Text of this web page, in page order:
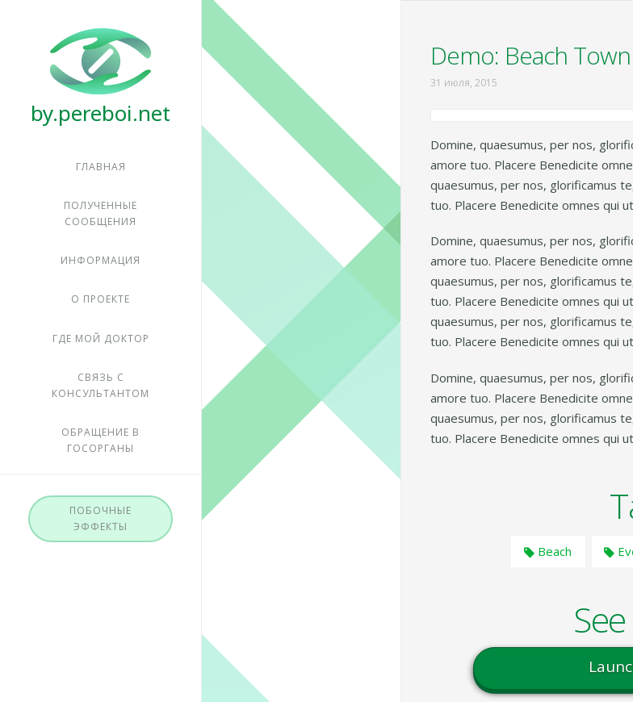
Pereboi
ГЛАВНАЯ
ПОЛУЧЕННЫЕ
СООБЩЕНИЯ
ИНФОРМАЦИЯ
О ПРОЕКТЕ
ГДЕ МОЙ ДОКТОР
СВЯЗЬ С
КОНСУЛЬТАНТОМ
ОБРАЩЕНИЕ В
ГОСОРГАНЫ
ПОБОЧНЫЕ
ЭФФЕКТЫ
Demo: Beach Town
31 июля, 2015
Domine, quaesumus, per nos,
amore tuo. Placere Benedicite
quaesumus, per nos, glorificamus
tuo. Placere Benedicite omnes qui
Domine, quaesumus, per nos,
amore tuo. Placere Benedicite
quaesumus, per nos, glorificamus
tuo. Placere Benedicite omnes qui
quaesumus, per nos, glorificamus
tuo. Placere Benedicite omnes qui
Domine, quaesumus, per nos,
amore tuo. Placere Benedicite
quaesumus, per nos, glorificamus
tuo. Placere Benedicite omnes qui
Beach